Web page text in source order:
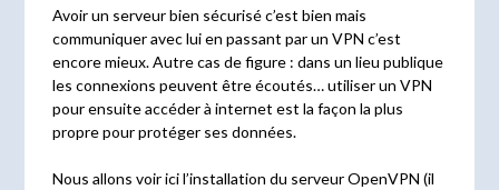
Avoir un serveur bien sécurisé c’est bien mais
communiquer avec lui en passant par un VPN c’est
encore mieux. Autre cas de figure : dans un lieu publique
les connexions peuvent être écoutés… utiliser un VPN
pour ensuite accéder à internet est la façon la plus
propre pour protéger ses données.
Nous allons voir ici l’installation du serveur OpenVPN (il